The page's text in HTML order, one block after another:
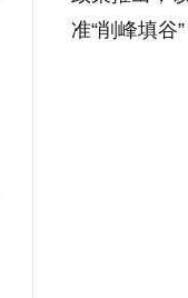
准“削峰填谷